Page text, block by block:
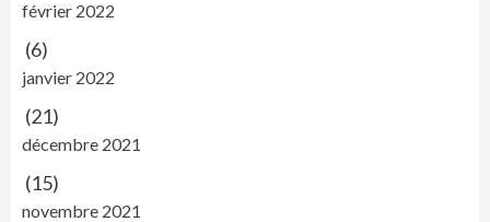
février 2022
(6)
janvier 2022
(21)
décembre 2021
(15)
novembre 2021